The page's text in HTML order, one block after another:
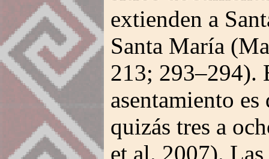
extienden a
Santa María
213; 293–294).
asentamiento es
quizás tres a
et al. 2007).